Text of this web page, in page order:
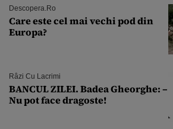
Descopera.ro
Care este cel mai vechi pod din
Europa?
Râzi Cu Lacrimi
BANCUL ZILEI. Badea Gheorghe: –
Nu pot face dragoste!